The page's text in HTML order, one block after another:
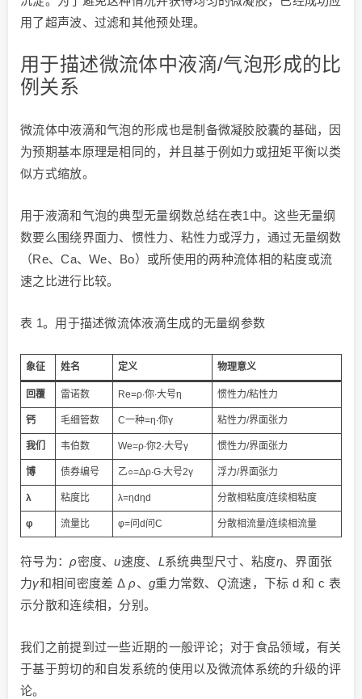
用了超声波、过滤和其他预处理。
用于描述微流体中液滴/气泡形成的比
例关系
微流体中液滴和气泡的形成也是制备微凝胶胶囊的基础，因
为预期基本原理是相同的，并且基于例如力或扭矩平衡以类
似方式缩放。
用于液滴和气泡的典型无量纲数总结在表1中。这些无量纲
数要么围绕界面力、惯性力、粘性力或浮力，通过无量纲数
（Re、Ca、We、Bo）或所使用的两种流体相的粘度或流
速之比进行比较。
表 1。用于描述微流体液滴生成的无量纲参数
象征 姓名 定义 物理意义
回覆 雷诺数 Re=ρ∙你∙大号η 惯性力/粘性力
钙 毛细管数 C一种=η∙你γ 粘性力/界面张力
我们 韦伯数 We=ρ∙你2∙大号γ 惯性力/界面张力
博 债券编号 乙○=Δρ∙G∙大号2γ 浮力/界面张力
λ 粘度比 λ=ηdηd 分散相粘度/连续相粘度
φ 流量比 φ=问d问C 分散相流量/连续相流量
符号为：ρ密度、u速度、 L系统典型尺寸、粘度η、界面张
力γ和相间密度差 Δρ、 g重力常数、 Q流速，下标 d 和 c 表
示分散和连续相，分别。
我们之前提到过一些近期的一般评论；对于食品领域，有关
于基于剪切的和自发系统的使用以及微流体系统的升级的评
论。